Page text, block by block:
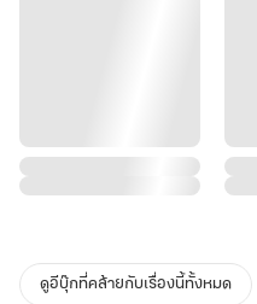
ดูอีบุ๊กที่คล้ายกับเรื่องนี้ทั้งหมด